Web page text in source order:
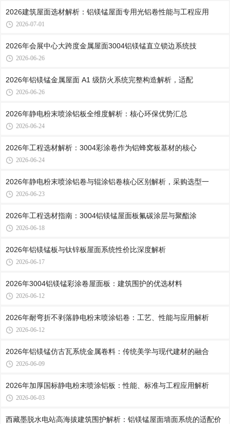
2026建筑屋面选材解析：铝镁锰屋面专用光铝卷性能与工程应用
2026-07-01
2026年会展中心大跨度金属屋面3004铝镁锰直立锁边系统技
2026-06-26
2026年铝镁锰金属屋面 A1 级防火系统完整构造解析，适配
2026-06-26
2026年静电粉末喷涂铝板全维度解析：核心环保优势汇总
2026-06-24
2026年工程选材解析：3004彩涂卷作为铝蜂窝板基材的核心
2026-06-24
2026年静电粉末喷涂铝卷与辊涂铝卷核心区别解析，采购选型一
2026-06-23
2026年工程选材指南：3004铝镁锰屋面板氟碳涂层与聚酯涂
2026-06-18
2026年铝镁锰板与钛锌板屋面系统性价比深度解析
2026-06-17
2026年3004铝镁锰彩涂卷屋面板：建筑围护的优选材料
2026-06-12
2026年耐弯折不剥落静电粉末喷涂铝卷：工艺、性能与应用解析
2026-06-12
2026年铝镁锰仿古瓦系统金属卷料：传统美学与现代建材的融合
2026-06-09
2026年加厚国标静电粉末喷涂铝板：性能、标准与工程应用解析
2026-06-03
西藏墨脱水电站高海拔建筑围护解析：铝镁锰屋面墙面系统的适配价